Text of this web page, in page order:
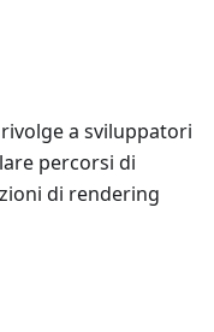
a sviluppatori
percorsi di
di rendering